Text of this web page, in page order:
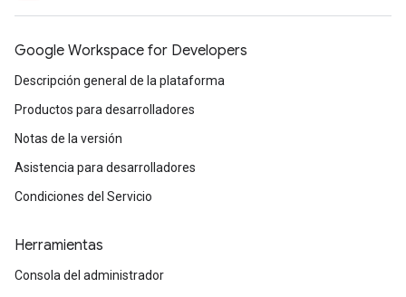
Google Workspace for Developers
Descripción general de la plataforma
Productos para desarrolladores
Notas de la versión
Asistencia para desarrolladores
Condiciones del Servicio
Herramientas
Consola del administrador